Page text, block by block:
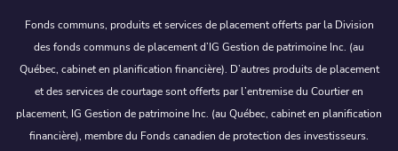
Fonds communs, produits et services de placement offerts par la Division
des fonds communs de placement d’IG Gestion de patrimoine Inc. (au
Québec, cabinet en planification financière). D’autres produits de placement
et des services de courtage sont offerts par l’entremise du Courtier en
placement, IG Gestion de patrimoine Inc. (au Québec, cabinet en planification
financière), membre du Fonds canadien de protection des investisseurs.